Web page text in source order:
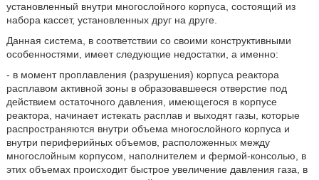
установленный внутри многослойного корпуса, состоящий из
набора кассет, установленных друг на друге.
Данная система, в соответствии со своими конструктивными
особенностями, имеет следующие недостатки, а именно:
- в момент проплавления (разрушения) корпуса реактора
расплавом активной зоны в образовавшееся отверстие под
действием остаточного давления, имеющегося в корпусе
реактора, начинает истекать расплав и выходят газы, которые
распространяются внутри объема многослойного корпуса и
внутри периферийных объемов, расположенных между
многослойным корпусом, наполнителем и фермой-консолью, в
этих объемах происходит быстрое увеличение давления газа, в